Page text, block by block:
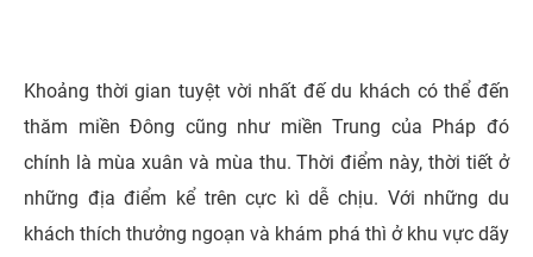
Khoảng thời gian tuyệt vời nhất đế du khách có thể đến
thăm miền Đông cũng như miền Trung của Pháp đó
chính là mùa xuân và mùa thu. Thời điểm này, thời tiết ở
những địa điểm kể trên cực kì dễ chịu. Với những du
khách thích thưởng ngoạn và khám phá thì ở khu vực dãy